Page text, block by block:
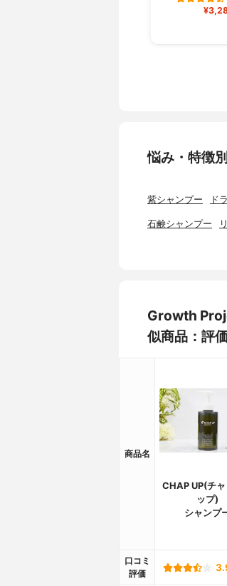
悩み・特徴
紫シャンプー ド
石鹸シャンプー
Growth
似商品：評
商品名
CHAP UP(チ
ップ)
シャンプ
口コミ
評価